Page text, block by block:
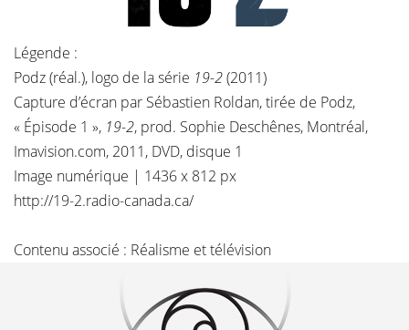
Légende :
Podz (réal.), logo de la série 19-2(2011)
Capture d’écran par Sébastien Roldan, tirée de Podz,
« Épisode 1 », 19-2, prod. Sophie Deschênes, Montréal,
Imavision.com, 2011, DVD, disque 1
Image numérique | 1436 x 812 px
http://19-2.radio-canada.ca/
Contenu associé : Réalisme et télévision